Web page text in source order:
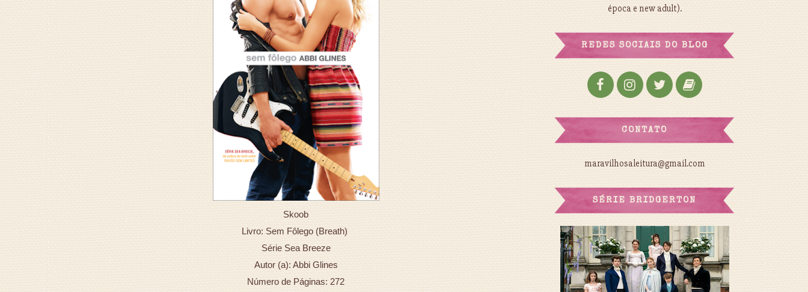
Skoob
Livro: Sem Fôlego(Breath)
Série Sea Breeze
Autor (a): Abbi Glines
Número de Páginas: 272
época e new adult).
REDES SOCIAIS DO BLOG
CONTATO
maravilhosaleitura@gmail.com
SÉRIE BRIDGERTON